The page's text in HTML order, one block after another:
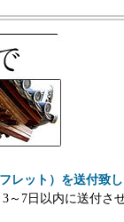
レット）を送付致
～7日以内に送付さ